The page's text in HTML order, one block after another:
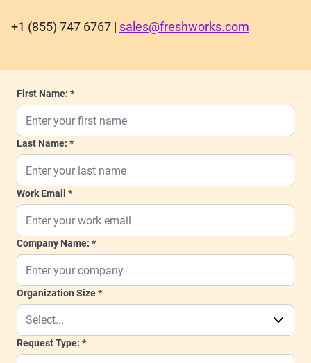
+1 (855) 747 6767 | sales@freshworks.com
First Name:
Last Name:
Work Email
Company Name:
Organization Size
Request Type: